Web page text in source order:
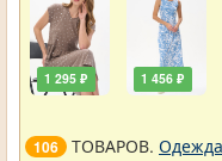
1 295 ₽ 1 456 ₽
106 ТОВАРОВ. Одежда